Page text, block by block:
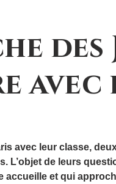
des
avec
avec leur classe,
L’objet de leurs
accueille et qui